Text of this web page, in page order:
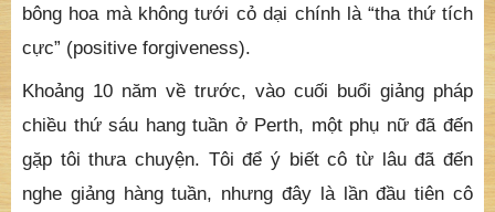
bông hoa mà không tưới cỏ dại chính là “tha thứ tích
cực” (positive forgiveness).
Khoảng 10 năm về trước, vào cuối buổi giảng pháp
chiều thứ sáu hang tuần ở Perth, một phụ nữ đã đến
gặp tôi thưa chuyện. Tôi để ý biết cô từ lâu đã đến
nghe giảng hàng tuần, nhưng đây là lần đầu tiên cô